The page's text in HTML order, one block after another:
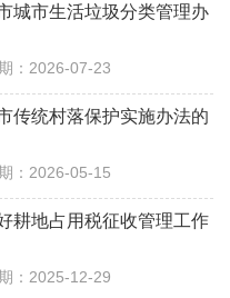
城市生活垃圾分类管理办
：2026-07-23
传统村落保护实施办法的
：2026-05-15
耕地占用税征收管理工作
：2025-12-29